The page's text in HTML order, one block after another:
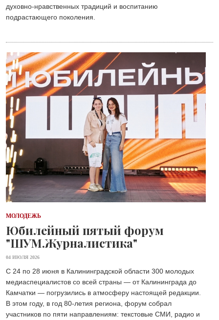
духовно-нравственных традиций и воспитанию
подрастающего поколения.
МОЛОДЕЖЬ
Юбилейный пятый форум
"ШУМ.Журналистика"
04 ИЮЛЯ 2026
С 24 по 28 июня в Калининградской области 300 молодых
медиаспециалистов со всей страны — от Калининграда до
Камчатки — погрузились в атмосферу настоящей редакции.
В этом году, в год 80-летия региона, форум собрал
участников по пяти направлениям: текстовые СМИ, радио и